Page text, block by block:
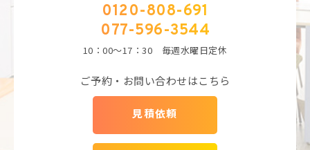
0120-808-691
077-596-3544
10：00～17：30 毎週水曜日定休
ご予約・お問い合わせはこちら
見積依頼